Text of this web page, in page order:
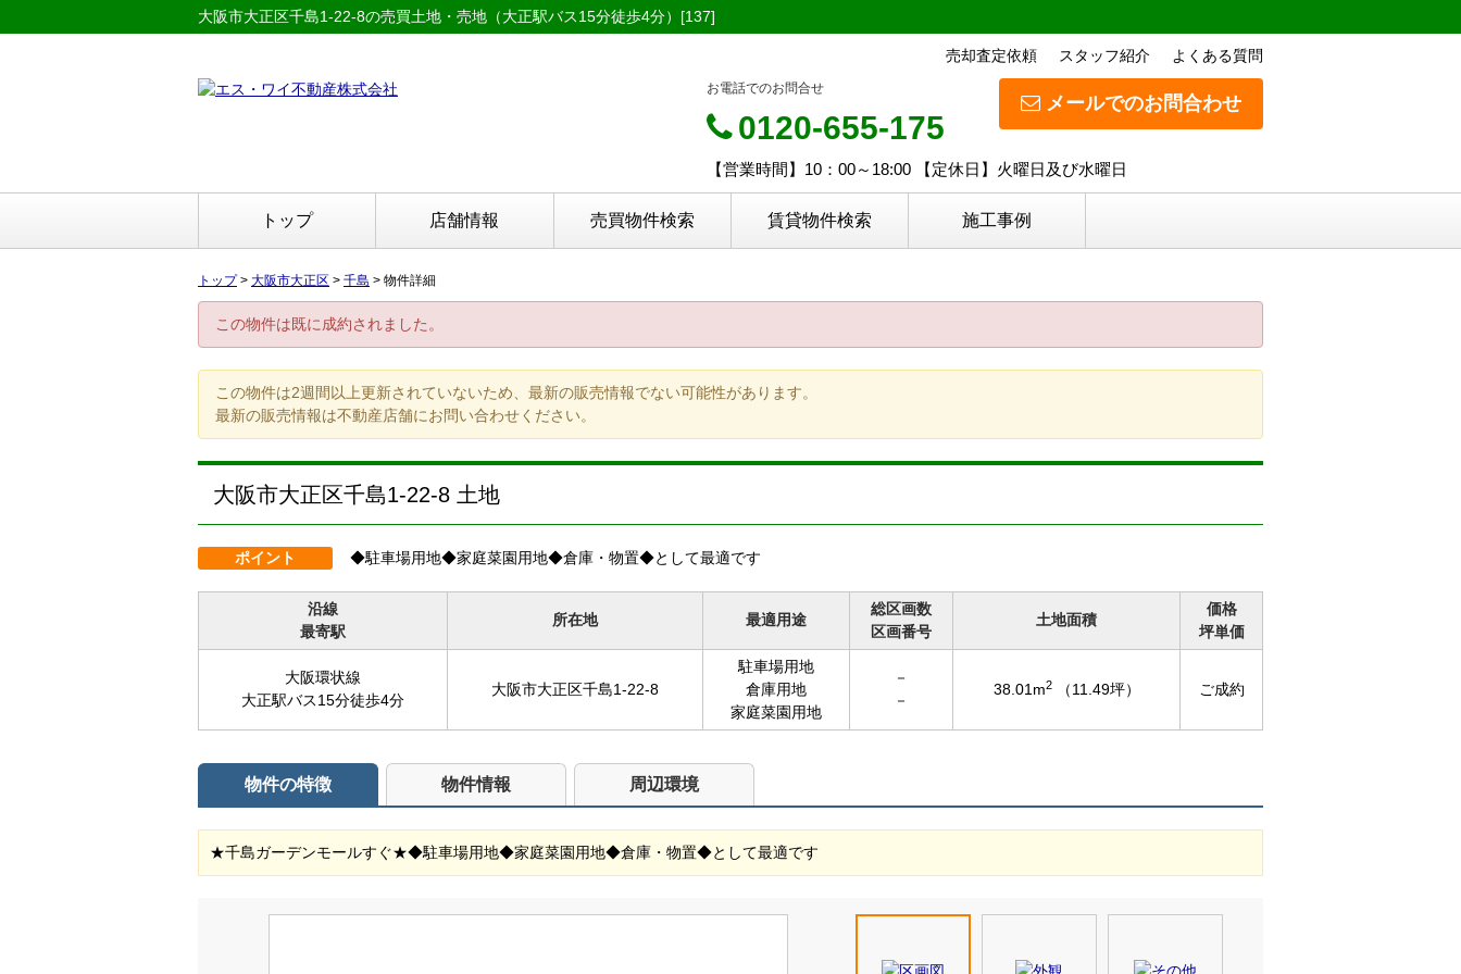
大阪市大正区千島1-22-8の売買土地・売地（大正駅バス15分徒歩4分）[137]
売却査定依頼 スタッフ紹介 よくある質問
メールでのお問合わせ
お電話でのお問合せ
0120-655-175
【営業時間】10：00～18:00 【定休日】火曜日及び水曜日
トップ 店舗情報 売買物件検索 賃貸物件検索 施工事例
トップ> 大阪市大正区 > 千島 > 物件詳細
この物件は既に成約されました。
この物件は2週間以上更新されていないため、最新の販売情報でない可能性があります。
最新の販売情報は不動産店舗にお問い合わせください。
大阪市大正区千島1-22-8 土地
ポイント ◆駐車場用地◆家庭菜園用地◆倉庫・物置◆として最適です
沿線
最寄駅
所在地 最適用途
総区画数
区画番号
土地面積
価格
坪単価
大阪環状線
大正駅バス15分徒歩4分
大阪市大正区千島1-22-8
駐車場用地
倉庫用地
家庭菜園用地
－
－
38.01m2 （11.49坪） ご成約
物件の特徴 物件情報 周辺環境
★千島ガーデンモールすぐ★◆駐車場用地◆家庭菜園用地◆倉庫・物置◆として最適です